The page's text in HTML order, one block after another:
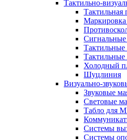
Тактильно-
Тактильная
Маркировка
Тактильные
Холодный
Шуцлиния
Визуально-
Звуковые
Световые
Табло для
Системы
Системы